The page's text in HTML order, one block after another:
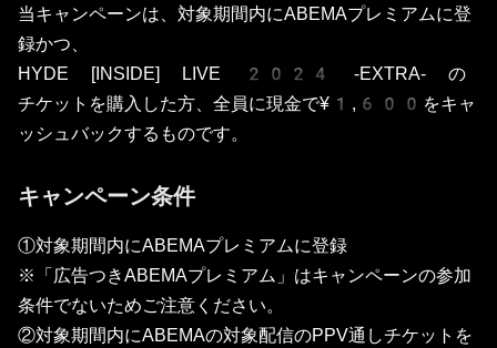
当キャンペーンは、対象期間内にABEMAプレミアムに登
録かつ、
HYDE [INSIDE] LIVE 2024 -EXTRA- の
チケットを購入した方、全員に現金で¥1,600をキャ
ッシュバックするものです。
キャンペーン条件
①対象期間内にABEMAプレミアムに登録
※「広告つきABEMAプレミアム」はキャンペーンの参加
条件でないためご注意ください。
②対象期間内にABEMAの対象配信のPPV通しチケットを